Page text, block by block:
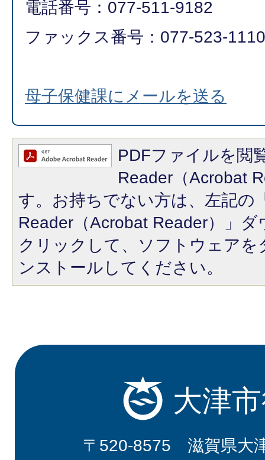
電話番号：077-511-9182
ファックス番号：077-523-1110
母子保健課にメールを送る
PDFファイルを閲
Reader（Acrobat
す。お持ちでない方は、左記の
Reader（Acrobat Reader）」
クリックして、ソフトウェア
ンストールしてください。
大津
〒520-8575 滋賀県大